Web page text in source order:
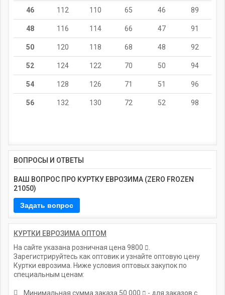
46 112 110 65 46 89
48 116 114 66 47 91
50 120 118 68 48 92
52 124 122 70 50 94
54 128 126 71 51 96
56 132 130 72 52 98
ВОПРОСЫ И ОТВЕТЫ
ВАШ ВОПРОС ПРО КУРТКУ ЕВРОЗИМА (ZERO FROZEN
21050)
КУРТКИ ЕВРОЗИМА ОПТОМ
На сайте указана розничная цена 9800
Зарегистрируйтесь как оптовик и узнайте оптовую цену
Куртки еврозима. Ниже условия оптовых закупок по
специальным ценам:
Минимальная сумма заказа 50 000
- для заказов с